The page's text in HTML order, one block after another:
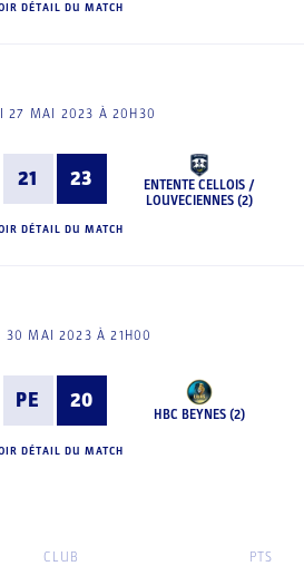
DÉTAIL DU MATCH
27 MAI 2023 À 20H30
21 23
ENTENTE CELLOIS /
LOUVECIENNES (2)
DÉTAIL DU MATCH
30 MAI 2023 À 21H00
PE 20
HBC BEYNES (2)
DÉTAIL DU MATCH
CLUB PTS